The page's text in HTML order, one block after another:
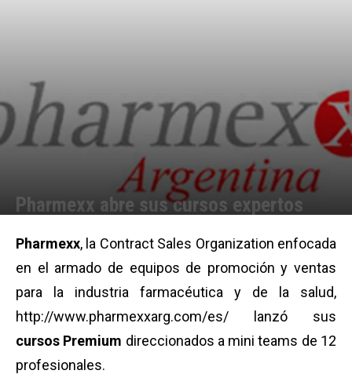
Pharmexx abre sus cursos expertos
Pharmexx, la Contract Sales Organization enfocada
en el armado de equipos de promoción y ventas
para la industria farmacéutica y de la salud,
http://www.pharmexxarg.com/es/ lanzó sus
cursos Premium direccionados a mini teams de 12
profesionales.